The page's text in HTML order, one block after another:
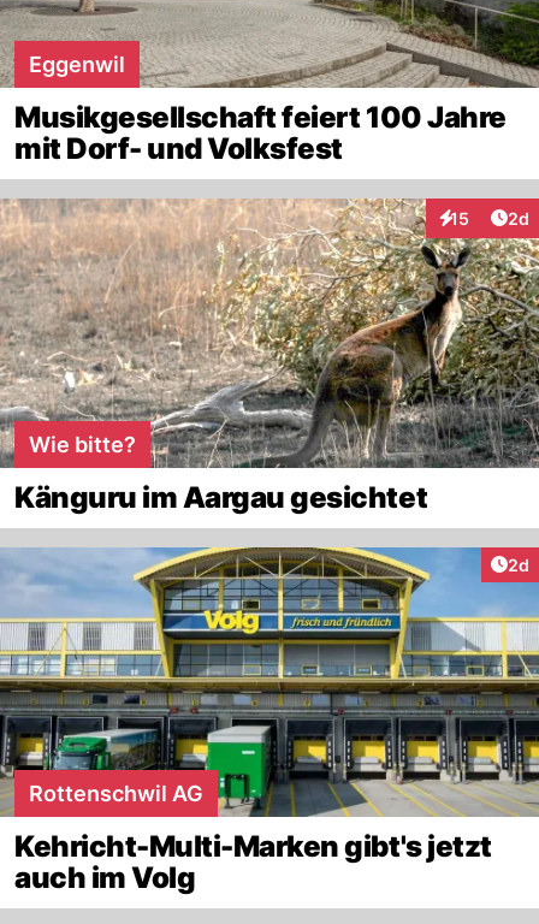
Eggenwil
Musikgesellschaft feiert 100 Jahre
mit Dorf- und Volksfest
15
Interaktionen
2d
Wie bitte?
Känguru im Aargau gesichtet
2d
Rottenschwil AG
Kehricht-Multi-Marken gibt's jetzt
auch im Volg